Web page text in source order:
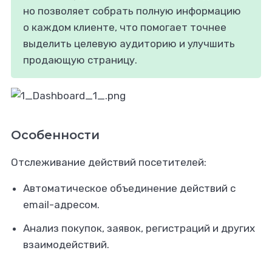
но позволяет собрать полную информацию
о каждом клиенте, что помогает точнее
выделить целевую аудиторию и улучшить
продающую страницу.
Особенности
Отслеживание действий посетителей:
Автоматическое объединение действий с
email-адресом.
Анализ покупок, заявок, регистраций и других
взаимодействий.